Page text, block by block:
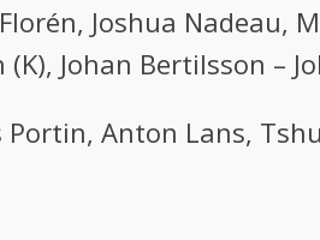
Joshua Nadeau,
Johan Bertilsson –
Portin, Anton Lans,